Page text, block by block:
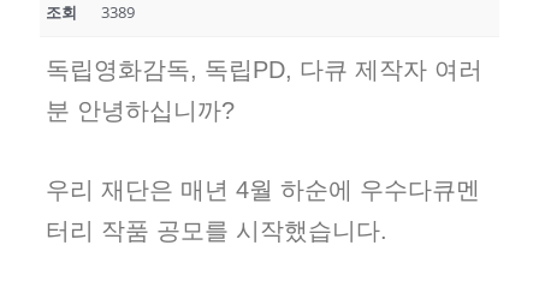
조회 3389
독립영화감독, 독립PD, 다큐 제작자 여러
분 안녕하십니까?
우리 재단은 매년 4월 하순에 우수다큐멘
터리 작품 공모를 시작했습니다.